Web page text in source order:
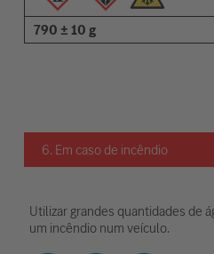
790 ± 10 g
6. Em caso de incêndio
Utilizar grandes quantidades de
um incêndio num veículo.